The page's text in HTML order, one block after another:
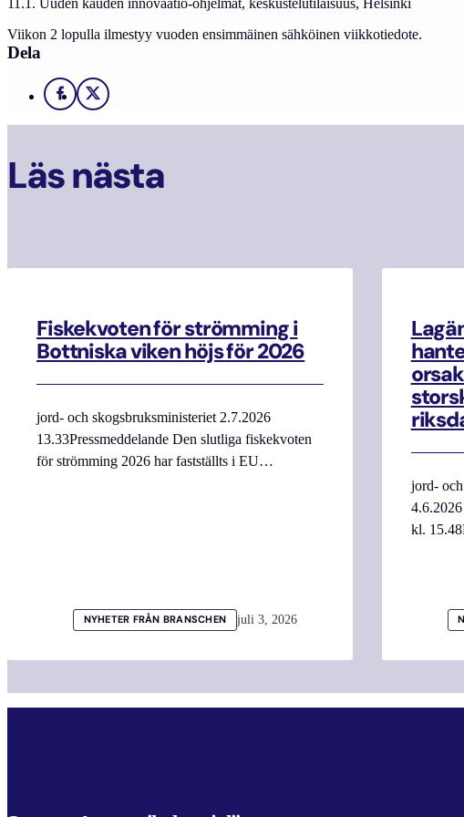
Viikon 2 lopulla ilmestyy vuoden ensimmäinen sähköinen viikkotiedote.
Dela
Facebook
X
Läs nästa
Fiskekvoten för strömming i
Bottniska viken höjs för 2026
jord- och skogsbruksministeriet 2.7.2026
13.33Pressmeddelande Den slutliga fiskekvoten
för strömming 2026 har fastställts i EU…
NYHETER FRÅN BRANSCHEN juli 3, 2026
jord-
kl.